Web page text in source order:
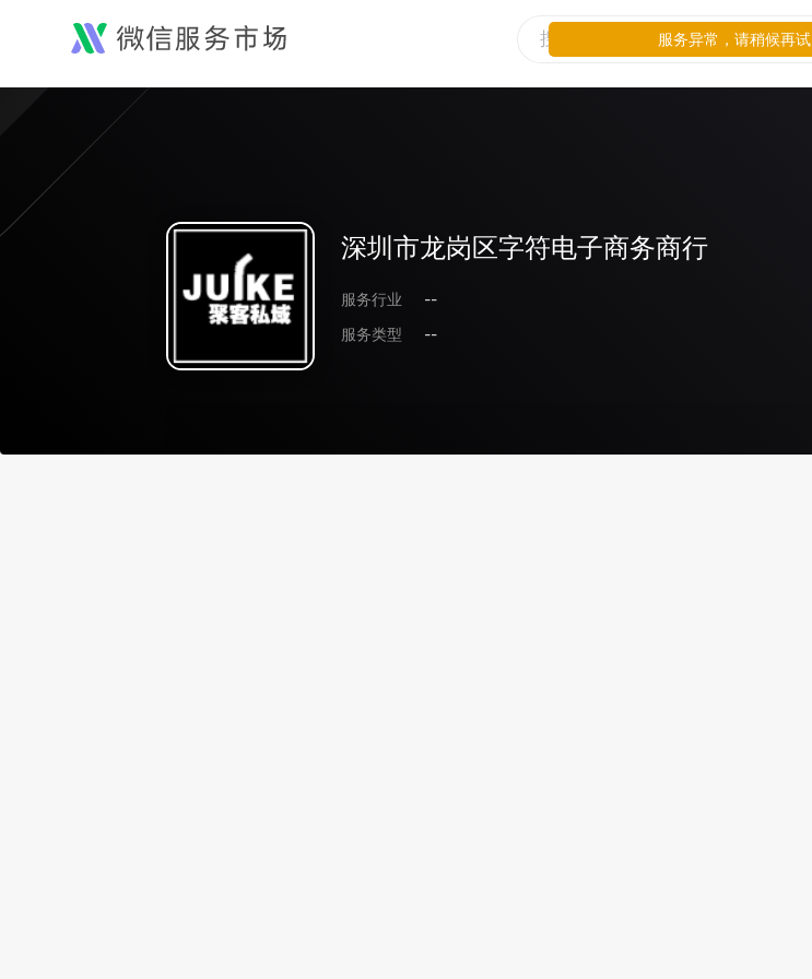
深圳市龙岗区字符电子商务商行
服务行业
--
服务类型
--
服务异常，请稍候再试